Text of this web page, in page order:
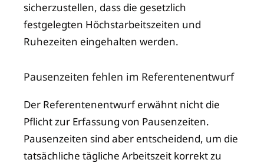
sicherzustellen, dass die gesetzlich
festgelegten Höchstarbeitszeiten und
Ruhezeiten eingehalten werden.
Pausenzeiten fehlen im Referentenentwurf
Der Referentenentwurf erwähnt nicht die
Pflicht zur Erfassung von Pausenzeiten.
Pausenzeiten sind aber entscheidend, um die
tatsächliche tägliche Arbeitszeit korrekt zu